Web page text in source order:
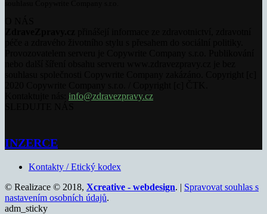
info@zdravezpravy.cz
INZERCE
Kontakty / Etický kodex
© Realizace © 2018, Xcreative - webdesign. | Spravovat souhlas s
nastavením osobních údajů.
adm_sticky